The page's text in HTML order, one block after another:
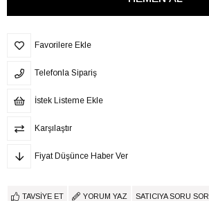
Favorilere Ekle
Telefonla Sipariş
İstek Listeme Ekle
Karşılaştır
Fiyat Düşünce Haber Ver
TAVSIYE ET YORUM YAZ SATICIYA SORU SOR